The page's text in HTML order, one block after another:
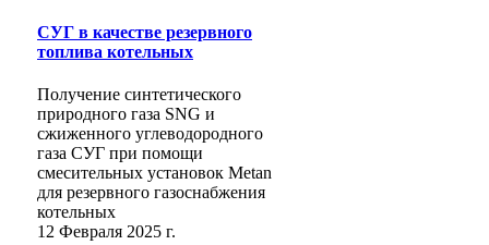
СУГ в качестве резервного
топлива котельных
Получение синтетического
природного газа SNG и
сжиженного углеводородного
газа СУГ при помощи
смесительных установок Metan
для резервного газоснабжения
котельных
12 Февраля 2025 г.